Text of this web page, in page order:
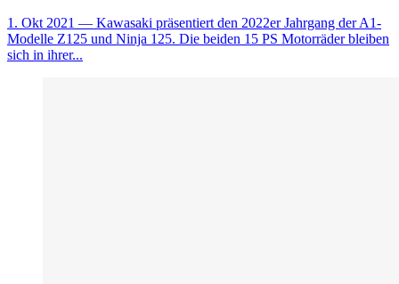
1. Okt 2021 — Kawasaki präsentiert den 2022er Jahrgang der A1-
Modelle Z125 und Ninja 125. Die beiden 15 PS Motorräder bleiben
sich in ihrer...